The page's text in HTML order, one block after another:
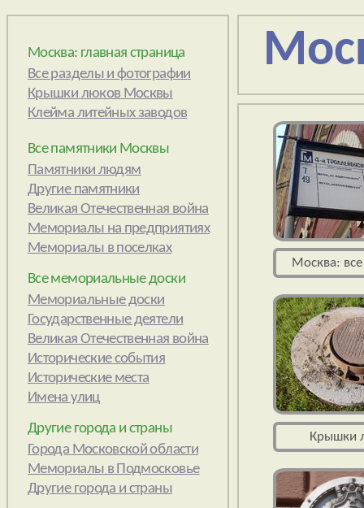
Москва: главная страница
Все памятники Москвы
Все мемориальные доски
Другие города и страны